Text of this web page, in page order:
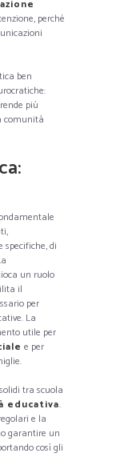
perché
ben
più
comunità
di
un ruolo
il
per
La
utile per
e per
tra scuola
educativa.
e la
garantire un
così gli